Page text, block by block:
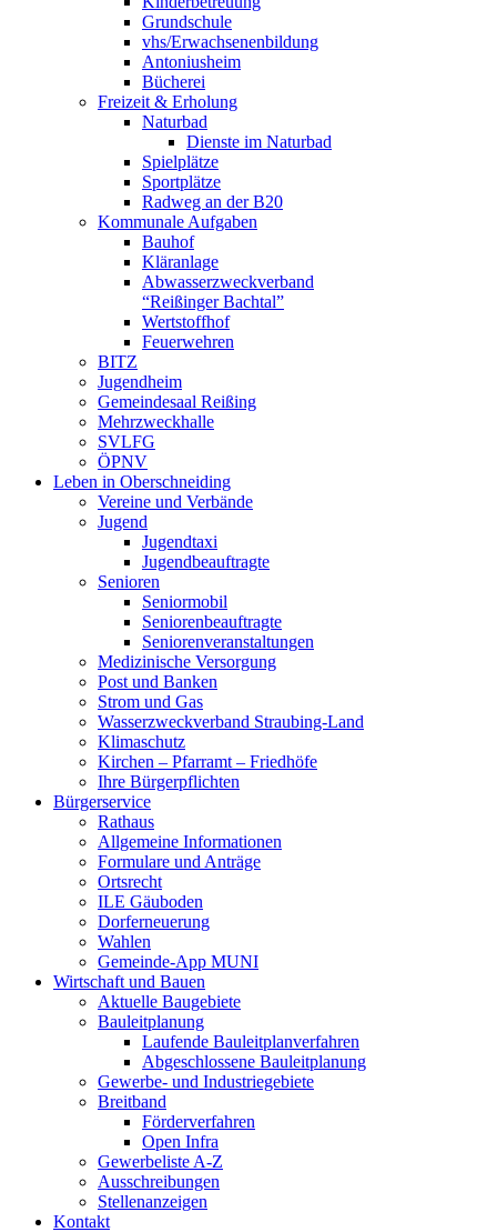
Grundschule
vhs/Erwachsenenbildung
Antoniusheim
Bücherei
Freizeit & Erholung
Naturbad
Dienste im Naturbad
Spielplätze
Sportplätze
Radweg an der B20
Kommunale Aufgaben
Bauhof
Kläranlage
Abwasserzweckverband
“Reißinger Bachtal”
Wertstoffhof
Feuerwehren
BITZ
Jugendheim
Gemeindesaal Reißing
Mehrzweckhalle
SVLFG
ÖPNV
Leben in Oberschneiding
Vereine und Verbände
Jugend
Jugendtaxi
Jugendbeauftragte
Senioren
Seniormobil
Seniorenbeauftragte
Seniorenveranstaltungen
Medizinische Versorgung
Post und Banken
Strom und Gas
Wasserzweckverband Straubing-Land
Klimaschutz
Kirchen – Pfarramt – Friedhöfe
Ihre Bürgerpflichten
Bürgerservice
Rathaus
Allgemeine Informationen
Formulare und Anträge
Ortsrecht
ILE Gäuboden
Dorferneuerung
Wahlen
Gemeinde-App MUNI
Wirtschaft und Bauen
Aktuelle Baugebiete
Bauleitplanung
Laufende Bauleitplanverfahren
Abgeschlossene Bauleitplanung
Gewerbe- und Industriegebiete
Breitband
Förderverfahren
Open Infra
Gewerbeliste A-Z
Ausschreibungen
Stellenanzeigen
Kontakt